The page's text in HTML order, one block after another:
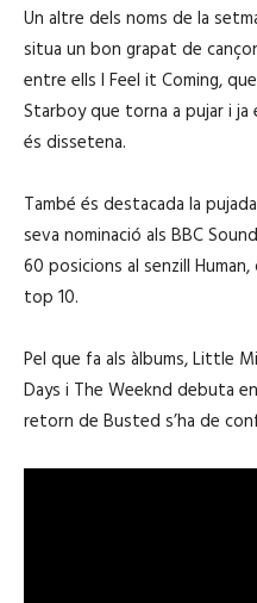
Un altre dels noms de la
situa un bon grapat de
entre ells I Feel it Coming,
Starboy que torna a pujar i
és dissetena.
També és destacada la
seva nominació als BBC
60 posicions al senzill
top 10.
Pel que fa als àlbums, Little
Days i The Weeknd debuta
retorn de Busted s’ha de